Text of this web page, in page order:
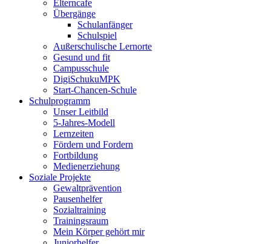
Elterncafe
Übergänge
Schulanfänger
Schulspiel
Außerschulische Lernorte
Gesund und fit
Campusschule
DigiSchukuMPK
Start-Chancen-Schule
Schulprogramm
Unser Leitbild
5-Jahres-Modell
Lernzeiten
Fördern und Fordern
Fortbildung
Medienerziehung
Soziale Projekte
Gewaltprävention
Pausenhelfer
Sozialtraining
Trainingsraum
Mein Körper gehört mir